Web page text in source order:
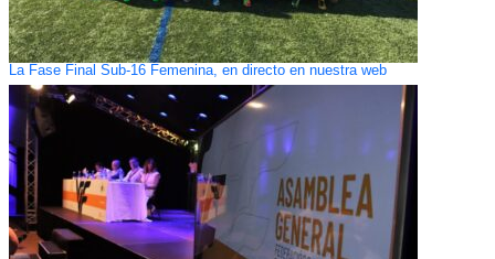
La Fase Final Sub-16 Femenina, en directo en nuestra web